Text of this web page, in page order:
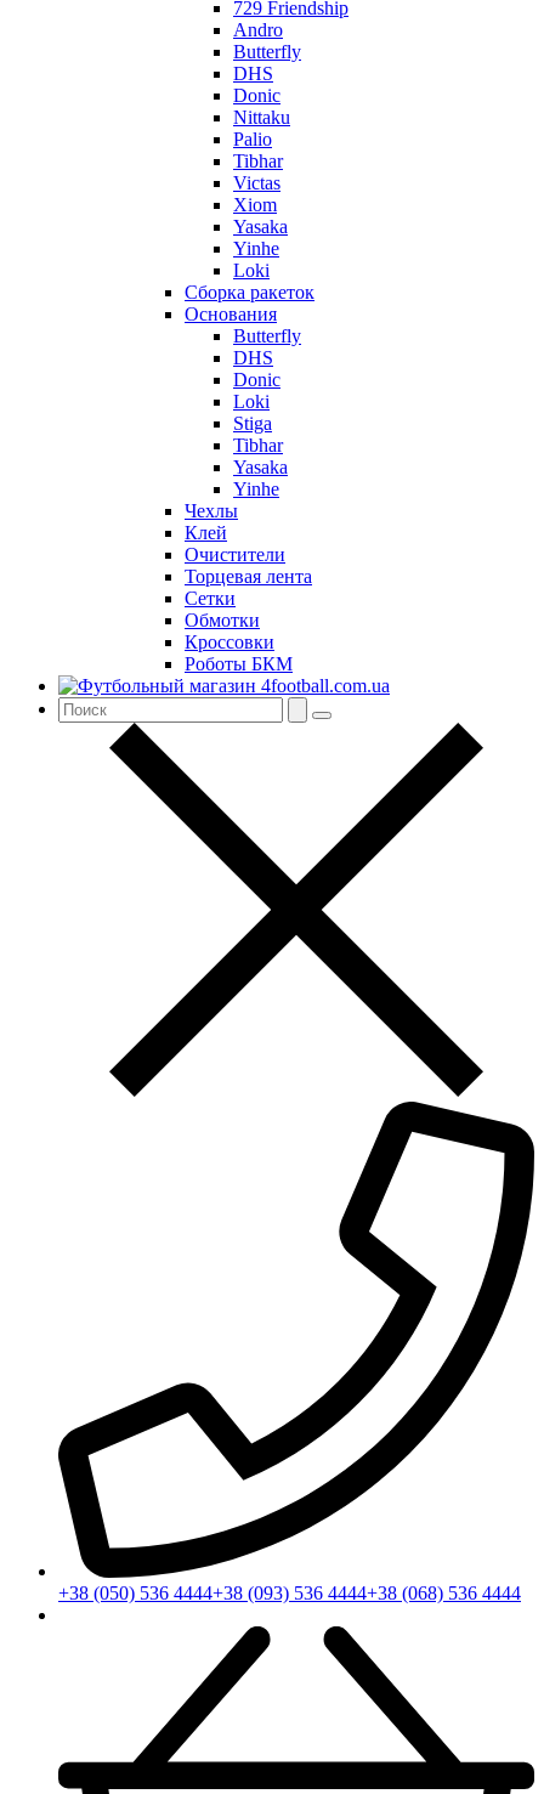
729 Friendship
Andro
Butterfly
DHS
Donic
Nittaku
Palio
Tibhar
Victas
Xiom
Yasaka
Yinhe
Loki
Сборка ракеток
Основания
Butterfly
DHS
Donic
Loki
Stiga
Tibhar
Yasaka
Yinhe
Чехлы
Клей
Очистители
Торцевая лента
Сетки
Обмотки
Кроссовки
Роботы БКМ
+38 (050) 536 4444+38 (093) 536 4444+38 (068) 536 4444